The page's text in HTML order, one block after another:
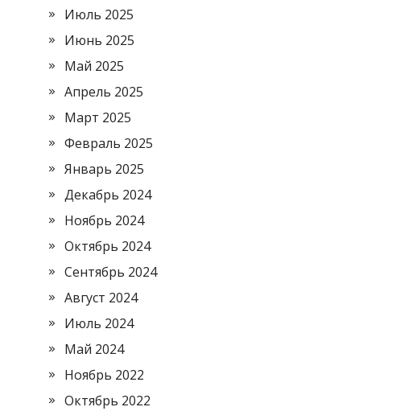
Июль 2025
Июнь 2025
Май 2025
Апрель 2025
Март 2025
Февраль 2025
Январь 2025
Декабрь 2024
Ноябрь 2024
Октябрь 2024
Сентябрь 2024
Август 2024
Июль 2024
Май 2024
Ноябрь 2022
Октябрь 2022